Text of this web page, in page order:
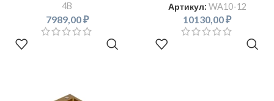
4B
7989,00₽
Артикул: WA10-12
10130,00₽